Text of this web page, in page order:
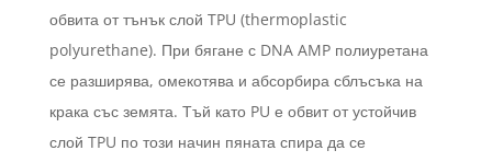
обвита от тънък слой TPU (thermoplastic
polyurethane). При бягане с DNA AMP полиуретана
се разширява, омекотява и абсорбира сблъсъка на
крака със земята. Тъй като PU е обвит от устойчив
слой TPU по този начин пяната спира да се